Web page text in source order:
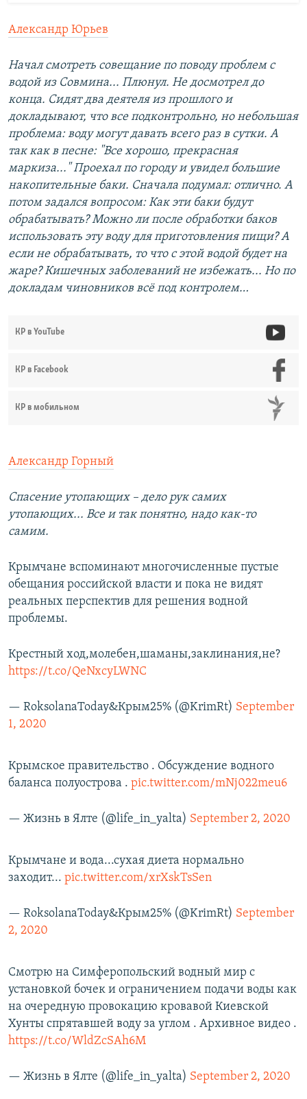
Александр Юрьев
Начал смотреть совещание по поводу проблем с
водой из Совмина... Плюнул. Не досмотрел до
конца. Сидят два деятеля из прошлого и
докладывают, что все подконтрольно, но небольшая
проблема: воду могут давать всего раз в сутки. А
так как в песне: "Все хорошо, прекрасная
маркиза..." Проехал по городу и увидел большие
накопительные баки. Сначала подумал: отлично. А
потом задался вопросом: Как эти баки будут
обрабатывать? Можно ли после обработки баков
использовать эту воду для приготовления пищи? А
если не обрабатывать, то что с этой водой будет на
жаре? Кишечных заболеваний не избежать... Но по
докладам чиновников всё под контролем…
КР в YouTube
КР в Facebook
КР в мобильном
Александр Горный
Спасение утопающих – дело рук самих
утопающих... Все и так понятно, надо как-то
самим.
Крымчане вспоминают многочисленные пустые
обещания российской власти и пока не видят
реальных перспектив для решения водной
проблемы.
Крестный ход,молебен,шаманы,заклинания,не?
https://t.co/QeNxcyLWNC
— RoksolanaToday&Крым25% (@KrimRt) September
1, 2020
Крымское правительство . Обсуждение водного
баланса полуострова . pic.twitter.com/mNj022meu6
— Жизнь в Ялте (@life_in_yalta) September 2, 2020
Крымчане и вода...сухая диета нормально
заходит... pic.twitter.com/xrXskTsSen
— RoksolanaToday&Крым25% (@KrimRt) September
2, 2020
Смотрю на Симферопольский водный мир с
установкой бочек и ограничением подачи воды как
на очередную провокацию кровавой Киевской
Хунты спрятавшей воду за углом . Архивное видео .
https://t.co/WldZcSAh6M
— Жизнь в Ялте (@life_in_yalta) September 2, 2020